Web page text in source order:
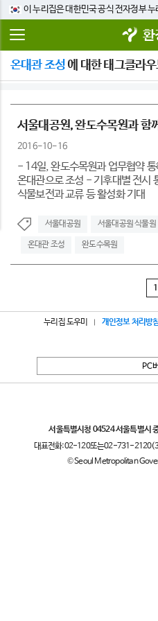
이 누리집은 대한민국 공식 전자정부
환
온대관 조성 에 대한 태그클라
서울대공원, 완도수목원과 함
2016-10-16
- 14일, 완도수목원과 업무협약
온대관으로 조성 - 기후대별 전시
식물보전과 교류 등 활성화 기대
서울대공원 서울대공원 식물원
온대관 조성 완도수목원
1
누리집 도우미 개인정보 처리방
PC
서울특별시청 04524 서울특별시
대표전화:02-120또는02-731-2120
© Seoul Metropolitan